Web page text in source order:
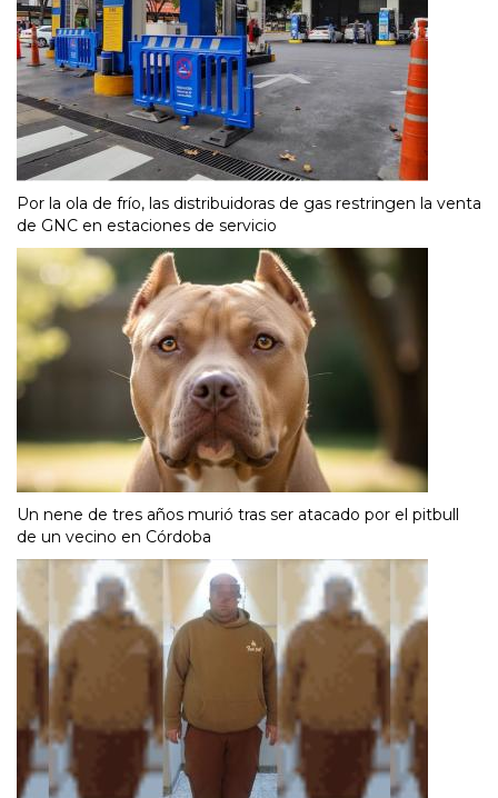
Por la ola de frío, las distribuidoras de gas restringen la venta
de GNC en estaciones de servicio
Un nene de tres años murió tras ser atacado por el pitbull
de un vecino en Córdoba